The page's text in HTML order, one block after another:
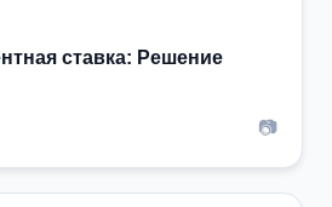
ставка: Решение
📷